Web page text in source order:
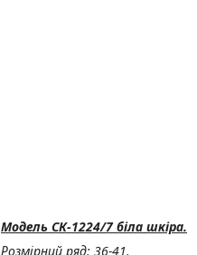
Модель СК-1224/7 біла шкіра.
Розмірний ряд: 36-41.